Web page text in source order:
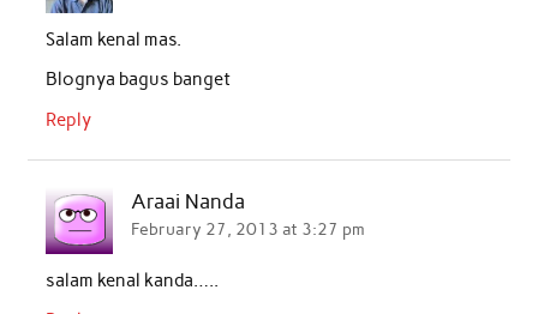
Salam kenal mas.
Blognya bagus banget
Reply
Araai Nanda
February 27, 2013 at 3:27 pm
salam kenal kanda…..